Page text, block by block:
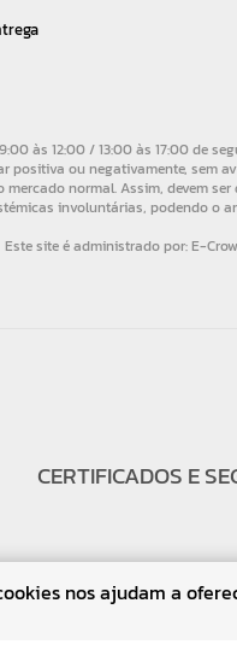
CERTIFICADOS E
nos ajudam a